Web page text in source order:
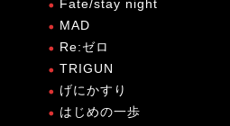
Fate/stay night
MAD
Re:ゼロ
TRIGUN
げにかすり
はじめの一歩